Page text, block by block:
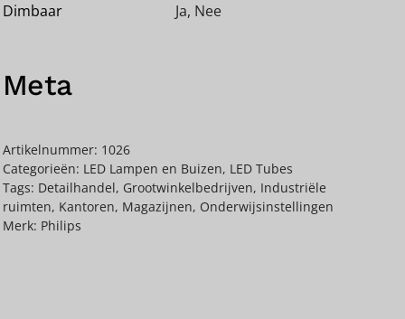
Dimbaar Ja, Nee
Meta
Artikelnummer: 1026
Categorieën: LED Lampen en Buizen, LED Tubes
Tags: Detailhandel, Grootwinkelbedrijven, Industriële
ruimten, Kantoren, Magazijnen, Onderwijsinstellingen
Merk: Philips